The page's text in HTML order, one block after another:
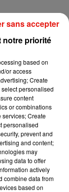
naissance
fille… dans
notre priorité
based on
or access
Create
personalised
content
or combinations
services; Create
personalised
prevent and
and content;
may
data to offer
actively
combine data from
based on
sans accepter